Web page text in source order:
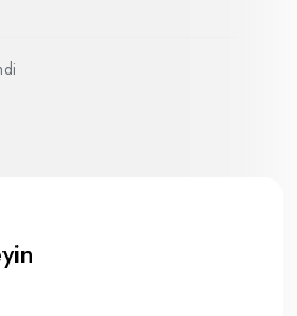
sayısı ölçüm sistemi
s4031den ortaya çıkmıştır
koruyan özel bir paslanmaz çelik